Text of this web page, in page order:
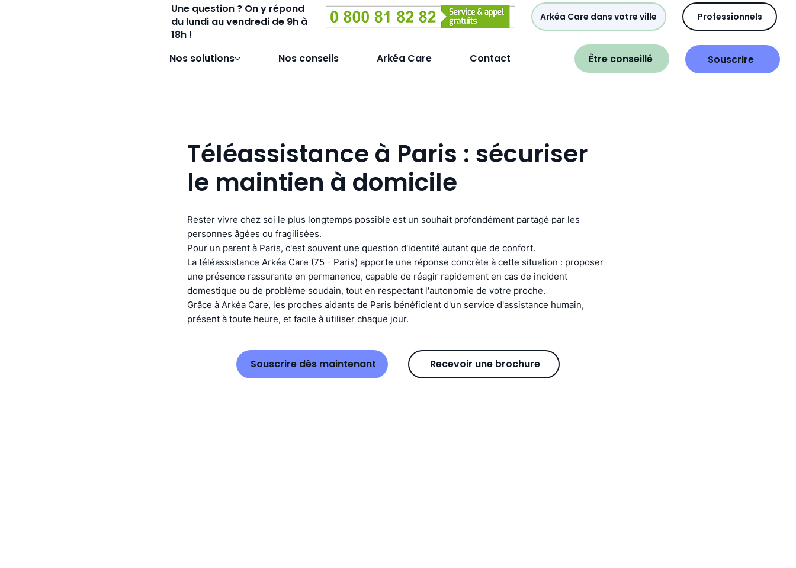
Une question ? On y répond
du lundi au vendredi de 9h à
18h !
Arkéa Care dans votre ville Professionnels
Nos solutions Nos conseils Arkéa Care Contact Être conseillé Souscrire
Téléassistance à Paris : sécuriser
le maintien à domicile
Rester vivre chez soi le plus longtemps possible est un souhait profondément partagé par les
personnes âgées ou fragilisées.
Pour un parent à Paris, c'est souvent une question d'identité autant que de confort.
La téléassistance Arkéa Care (75 - Paris) apporte une réponse concrète à cette situation : proposer
une présence rassurante en permanence, capable de réagir rapidement en cas de incident
domestique ou de problème soudain, tout en respectant l'autonomie de votre proche.
Grâce à Arkéa Care, les proches aidants de Paris bénéficient d'un service d'assistance humain,
présent à toute heure, et facile à utiliser chaque jour.
Souscrire dès maintenant Recevoir une brochure